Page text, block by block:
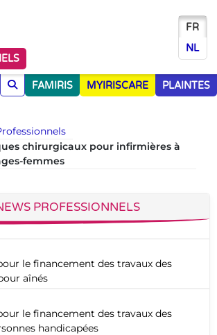
FR
NL
FAMIRIS MYIRISCARE PLAINTES
chirurgicaux pour infirmières à
femmes
PROFESSIONNELS
le financement des travaux des
aînés
le financement des travaux des
handicapées